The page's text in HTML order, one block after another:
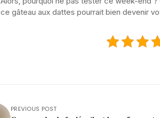
ce gâteau aux dattes pourrait bien devenir
PREVIOUS POST